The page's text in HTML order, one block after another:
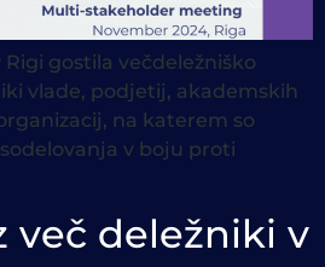
gostila večdeležniško
vlade, podjetij, akademskih
na katerem so
v boju proti
več deležniki v